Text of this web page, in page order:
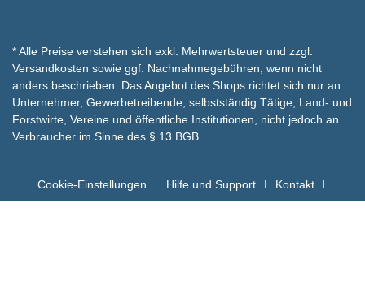
* Alle Preise verstehen sich exkl. Mehrwertsteuer und zzgl.
Versandkosten sowie ggf. Nachnahmegebühren, wenn nicht
anders beschrieben. Das Angebot des Shops richtet sich nur an
Unternehmer, Gewerbetreibende, selbstständig Tätige, Land- und
Forstwirte, Vereine und öffentliche Institutionen, nicht jedoch an
Verbraucher im Sinne des § 13 BGB.
Cookie-Einstellungen Hilfe und Support Kontakt